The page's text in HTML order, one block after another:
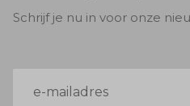
Schrijf je nu in voor onze
mailadres